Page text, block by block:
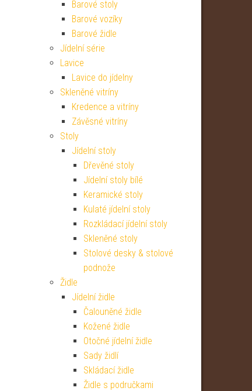
Barové stoly
Barové vozíky
Barové židle
Jídelní série
Lavice
Lavice do jídelny
Skleněné vitríny
Kredence a vitríny
Závěsné vitríny
Stoly
Jídelní stoly
Dřevěné stoly
Jídelní stoly bílé
Keramické stoly
Kulaté jídelní stoly
Rozkládací jídelní stoly
Skleněné stoly
Stolové desky & stolové
podnože
Židle
Jídelní židle
Čalouněné židle
Kožené židle
Otočné jídelní židle
Sady židlí
Skládací židle
Židle s područkami